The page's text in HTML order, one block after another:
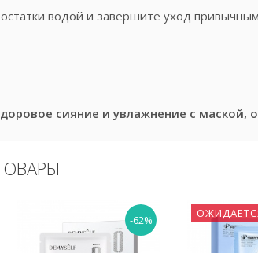
водой и завершите уход
сияние и увлажнение с маской,
-62%